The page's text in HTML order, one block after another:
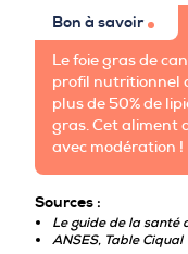
Bon à savoir
Le foie gras de
profil nutritionnel
plus de 50% de
gras. Cet aliment
avec modération !
Sources :
Le guide de la santé
ANSES, Table Ciqual